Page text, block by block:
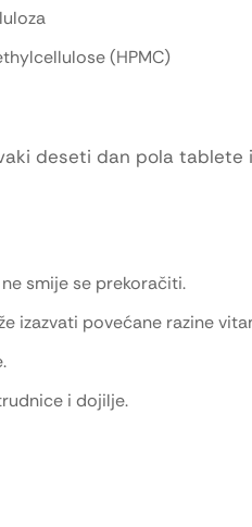
(HPMC)
deseti dan pola
smije se prekoračiti.
izazvati povećane razine
i dojilje.